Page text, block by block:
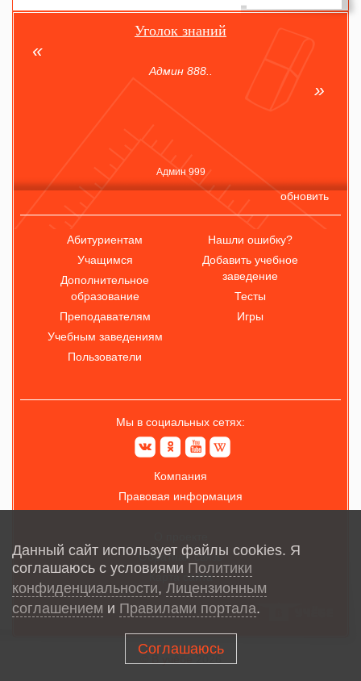
Уголок знаний
Админ 888..
Админ 999
обновить
Абитуриентам
Учащимся
Дополнительное
образование
Преподавателям
Учебным заведениям
Пользователи
Нашли ошибку?
Добавить учебное
заведение
Тесты
Игры
Мы в социальных сетях:
Компания
Правовая информация
Обратная связь
Карта сайта
Данный сайт использует файлы cookies. Я
соглашаюсь с условиями Политики
конфиденциальности, Лицензионным
соглашением и Правилами портала.
Соглашаюсь